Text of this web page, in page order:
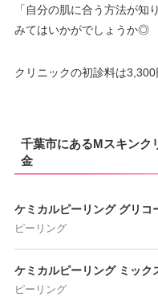
「自分の肌に合う方法が知
みてはいかがでしょうか◎
クリニックの初診料は3,300
千葉市にあるMスキンク
金
ケミカルピーリング グリコ
ピーリング
ケミカルピーリング ミック
ピーリング